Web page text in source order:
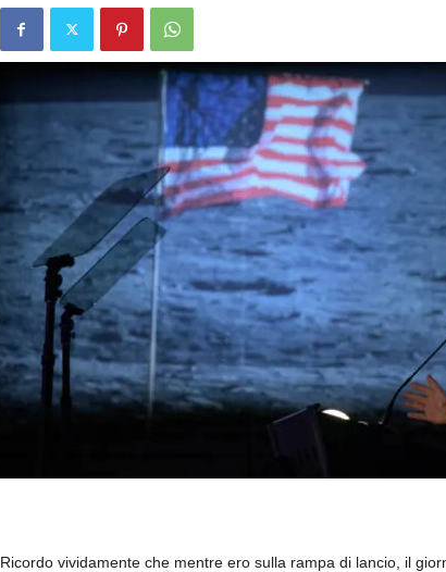
Ricordo vividamente che mentre ero sulla rampa di lancio, il